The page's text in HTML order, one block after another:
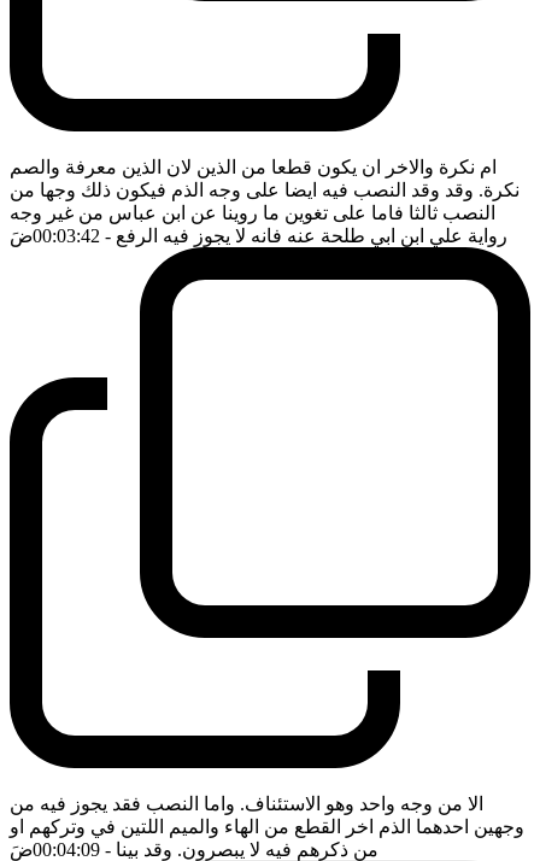
ام نكرة والاخر ان يكون قطعا من الذين لان الذين معرفة والصم
نكرة. وقد وقد النصب فيه ايضا على وجه الذم فيكون ذلك وجها من
النصب ثالثا فاما على تغوين ما روينا عن ابن عباس من غير وجه
رواية علي ابن ابي طلحة عنه فانه لا يجوز فيه الرفع - 00:03:42 ضَ
الا من وجه واحد وهو الاستئناف. واما النصب فقد يجوز فيه من
وجهين احدهما الذم اخر القطع من الهاء والميم اللتين في وتركهم او
من ذكرهم فيه لا يبصرون. وقد بينا - 00:04:09 ضَ